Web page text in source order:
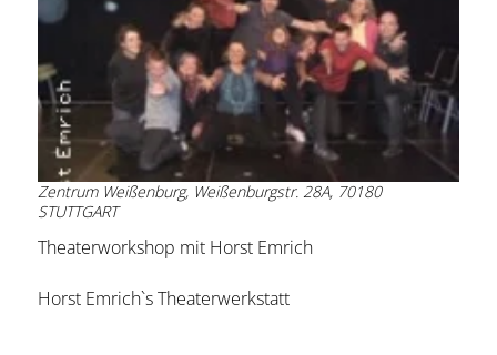
Zentrum Weißenburg, Weißenburgstr. 28A, 70180
STUTTGART
Theaterworkshop mit Horst Emrich
Horst Emrich`s Theaterwerkstatt